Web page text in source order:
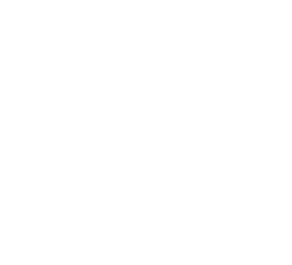
10W/m 108LED/m IP67